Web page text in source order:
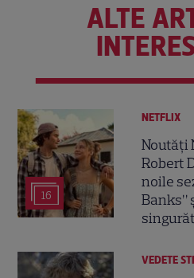
ALTE
16
NETFLIX
Noutăți
Robert
noile
Banks”
VEDETE